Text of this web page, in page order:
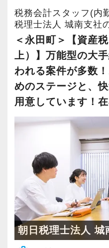
ェクトを立ち上げるな
に発信し、成長を止め
ます。各スタッフは
精鋭でありつつも、
た体制を整えることで
しています。
【常に信頼されるブレ
今までの会計事務所が
時代の激しい変化に
とする情報を提供す
います。そのためには
え、最適な情報、最
いをお届けするための
ん。
常にチャレンジ精神を
税務会計スタッフ(内
税理士法人 城南支社
＜永田町＞【資産
上）】万能型の大
われる案件が多数
めのステージと、
用意しています！
朝日税理士法人 城